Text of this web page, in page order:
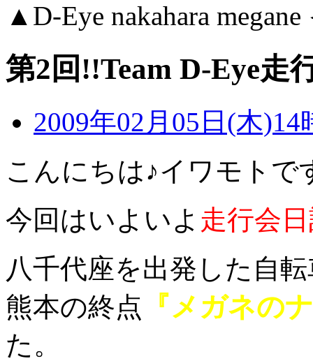
▲D-Eye nakahara
第2回!!Team D-Eye走
2009年02月05日(木)14
こんにちは♪イワモト
今回はいよいよ 走行会
八千代座を出発した自
熊本の終点
『メガネの
た。